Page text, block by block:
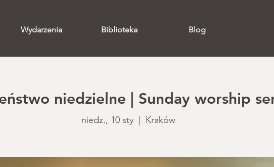
Wydarzenia Biblioteka Blog
niedzielne | Sunday worship
niedz., 10 sty Kraków